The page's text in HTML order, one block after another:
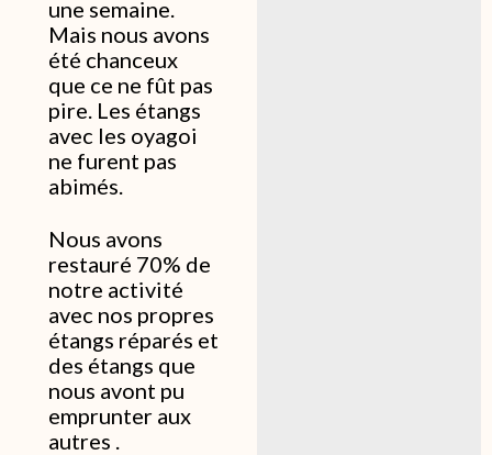
une semaine.
Mais nous avons
été chanceux
que ce ne fût pas
pire. Les étangs
avec les oyagoi
ne furent pas
abimés.
Nous avons
restauré 70% de
notre activité
avec nos propres
étangs réparés et
des étangs que
nous avont pu
emprunter aux
autres .